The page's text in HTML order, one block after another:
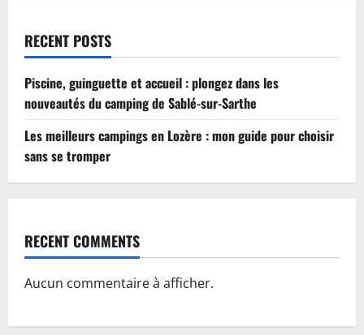
RECENT POSTS
Piscine, guinguette et accueil : plongez dans les
nouveautés du camping de Sablé-sur-Sarthe
Les meilleurs campings en Lozère : mon guide pour choisir
sans se tromper
RECENT COMMENTS
Aucun commentaire à afficher.